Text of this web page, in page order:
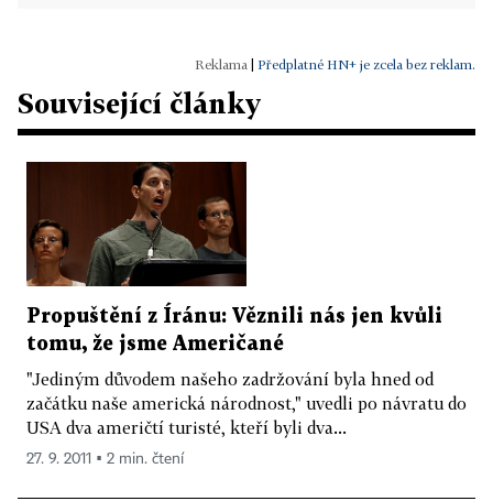
Předplatné HN+ je zcela bez reklam.
Související články
Propuštění z Íránu: Věznili nás jen kvůli
tomu, že jsme Američané
"Jediným důvodem našeho zadržování byla hned od
začátku naše americká národnost," uvedli po návratu do
USA dva američtí turisté, kteří byli dva...
27. 9. 2011 ▪ 2 min. čtení